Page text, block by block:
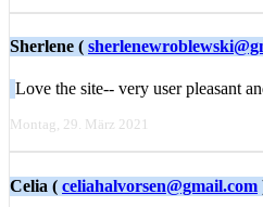
Sherlene (
Love the site-- very uѕer pleasant
Montag, 29. März 2021
Celia ( celiahalvorsen@gmail.com